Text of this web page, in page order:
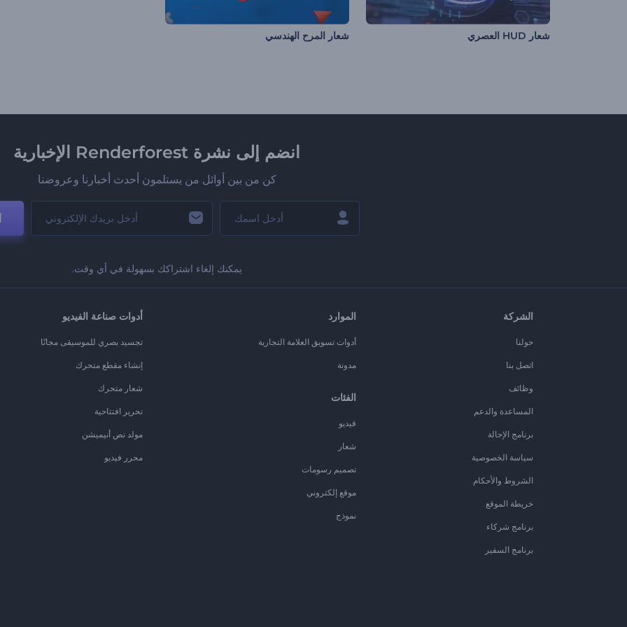
شعار HUD العصري شعار المرح الهندسي
انضم إلى نشرة Renderforest الإخبارية
كن من بين أوائل من يستلمون أحدث أخبارنا وعروضنا
يمكنك إلغاء اشتراكك بسهولة في أي وقت.
الشركة
حولنا
اتصل بنا
وظائف
المساعدة والدعم
برنامج الإحالة
سياسة الخصوصية
الشروط والأحكام
خريطة الموقع
برنامج شركاء
برنامج السفير
الموارد
أدوات تسويق العلامة التجارية
مدونة
الفئات
فيديو
شعار
تصميم رسومات
موقع إلكتروني
نموذج
أدوات صناعة الفيديو
تجسيد بصري للموسيقى مجانًا
إنشاء مقطع متحرك
شعار متحرك
تحرير افتتاحية
مولد نص أنيميشن
محرر فيديو